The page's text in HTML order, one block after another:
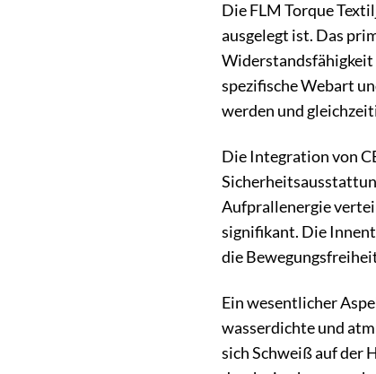
Die FLM Torque
ausgelegt ist. Das
Widerstandsfähigkeit
spezifische Webart
werden und
Die Integration von
Aufprallenergie
signifikant. Die
die
Ein wesentlicher
wasserdichte und
sich Schweiß auf der